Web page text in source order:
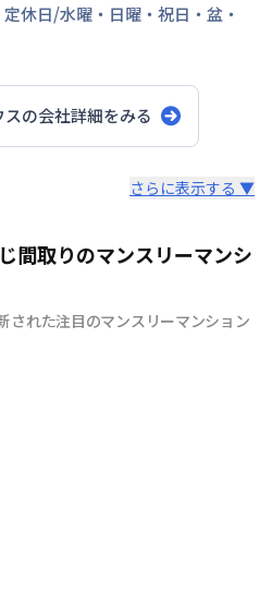
定休日/水曜・日曜・祝日・盆・
の会社詳細をみる
“エールマンスリー広島”は、
の良和ハウスが運営展開す
。 豊富な物件の中から厳選
や質のよい家電を装備。 イン
地元密着企業ならではの柔軟
さらに表示する ▼
間取りのマンスリーマンシ
された注目のマンスリーマンション